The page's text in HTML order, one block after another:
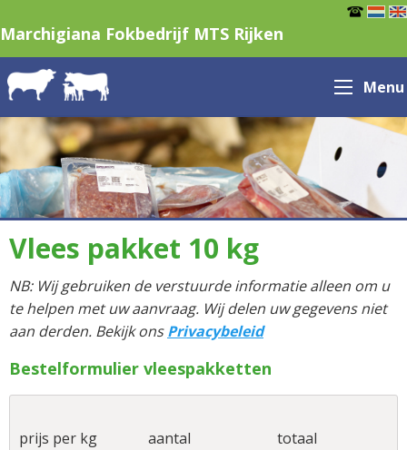
Marchigiana Fokbedrijf MTS Rijken
Menu
Vlees pakket 10 kg
NB: Wij gebruiken de verstuurde informatie alleen om u
te helpen met uw aanvraag. Wij delen uw gegevens niet
aan derden. Bekijk onsPrivacybeleid
Bestelformulier vleespakketten
prijs per kg aantal
totaal